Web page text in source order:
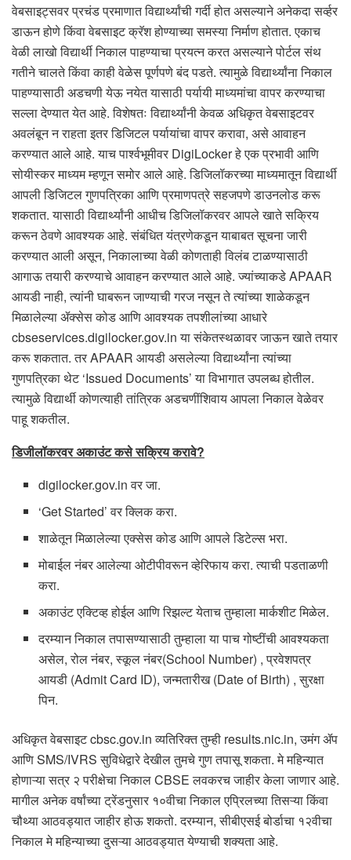
वेबसाइट्सवर प्रचंड प्रमाणात विद्यार्थ्यांची गर्दी होत असल्याने अनेकदा सर्व्हर
डाऊन होणे किंवा वेबसाइट क्रॅश होण्याच्या समस्या निर्माण होतात. एकाच
वेळी लाखो विद्यार्थी निकाल पाहण्याचा प्रयत्न करत असल्याने पोर्टल संथ
गतीने चालते किंवा काही वेळेस पूर्णपणे बंद पडते. त्यामुळे विद्यार्थ्यांना निकाल
पाहण्यासाठी अडचणी येऊ नयेत यासाठी पर्यायी माध्यमांचा वापर करण्याचा
सल्ला देण्यात येत आहे. विशेषतः विद्यार्थ्यांनी केवळ अधिकृत वेबसाइटवर
अवलंबून न राहता इतर डिजिटल पर्यायांचा वापर करावा, असे आवाहन
करण्यात आले आहे. याच पार्श्वभूमीवर DigiLocker हे एक प्रभावी आणि
सोयीस्कर माध्यम म्हणून समोर आले आहे. डिजिलॉकरच्या माध्यमातून विद्यार्थी
आपली डिजिटल गुणपत्रिका आणि प्रमाणपत्रे सहजपणे डाउनलोड करू
शकतात. यासाठी विद्यार्थ्यांनी आधीच डिजिलॉकरवर आपले खाते सक्रिय
करून ठेवणे आवश्यक आहे. संबंधित यंत्रणेकडून याबाबत सूचना जारी
करण्यात आली असून, निकालाच्या वेळी कोणताही विलंब टाळण्यासाठी
आगाऊ तयारी करण्याचे आवाहन करण्यात आले आहे. ज्यांच्याकडे APAAR
आयडी नाही, त्यांनी घाबरून जाण्याची गरज नसून ते त्यांच्या शाळेकडून
मिळालेल्या ॲक्सेस कोड आणि आवश्यक तपशीलांच्या आधारे
cbseservices.digilocker.gov.in या संकेतस्थळावर जाऊन खाते तयार
करू शकतात. तर APAAR आयडी असलेल्या विद्यार्थ्यांना त्यांच्या
गुणपत्रिका थेट ‘Issued Documents’ या विभागात उपलब्ध होतील.
त्यामुळे विद्यार्थी कोणत्याही तांत्रिक अडचणींशिवाय आपला निकाल वेळेवर
पाहू शकतील.
डिजीलॉकरवर अकाउंट कसे सक्रिय करावे?
digilocker.gov.in वर जा.
‘Get Started’ वर क्लिक करा.
शाळेतून मिळालेल्या एक्सेस कोड आणि आपले डिटेल्स भरा.
मोबाईल नंबर आलेल्या ओटीपीवरून व्हेरिफाय करा. त्याची पडताळणी
करा.
अकाउंट एक्टिव्ह होईल आणि रिझल्ट येताच तुम्हाला मार्कशीट मिळेल.
दरम्यान निकाल तपासण्यासाठी तुम्हाला या पाच गोष्टींची आवश्यकता
असेल, रोल नंबर, स्कूल नंबर(School Number) , प्रवेशपत्र
आयडी (Admit Card ID), जन्मतारीख (Date of Birth) , सुरक्षा
पिन.
अधिकृत वेबसाइट cbsc.gov.in व्यतिरिक्त तुम्ही results.nic.in, उमंग ॲप
आणि SMS/IVRS सुविधेद्वारे देखील तुमचे गुण तपासू शकता. मे महिन्यात
होणाऱ्या सत्र २ परीक्षेचा निकाल CBSE लवकरच जाहीर केला जाणार आहे.
मागील अनेक वर्षांच्या ट्रेंडनुसार १०वीचा निकाल एप्रिलच्या तिसऱ्या किंवा
चौथ्या आठवड्यात जाहीर होऊ शकतो. दरम्यान, सीबीएसई बोर्डाचा १२वीचा
निकाल मे महिन्याच्या दुसऱ्या आठवड्यात येण्याची शक्यता आहे.